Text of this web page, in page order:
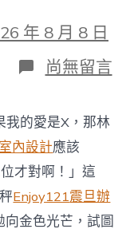
年 8 月 8 日
在
〈當
商
場
投
資
防
御
價
值
尚無留言
我的愛是X，那林
內設計應該
才對啊！」這
Enjoy121震旦辦
向金色光芒，試圖